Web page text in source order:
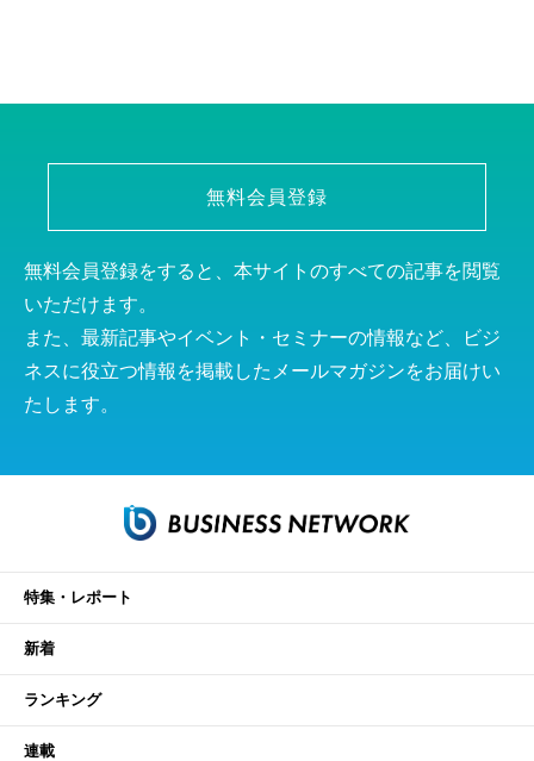
無料会員登録
無料会員登録をすると、本サイトのすべての記事を閲覧
いただけます。
また、最新記事やイベント・セミナーの情報など、ビジ
ネスに役立つ情報を掲載したメールマガジンをお届けい
たします。
特集・レポート
新着
ランキング
連載